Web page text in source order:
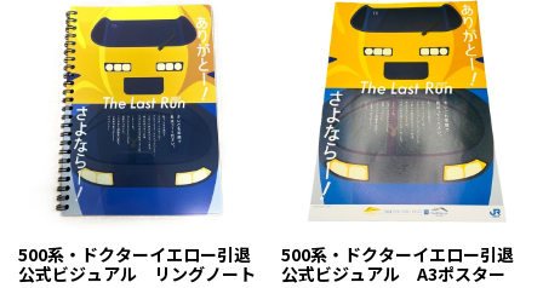
500系・ドクターイエロー引退
公式ビジュアル リングノート
500系・ドクターイエロー引退
公式ビジュアル A3ポスター